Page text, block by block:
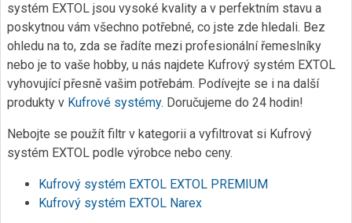
systém EXTOL jsou vysoké kvality a v perfektním stavu a
poskytnou vám všechno potřebné, co jste zde hledali. Bez
ohledu na to, zda se řadíte mezi profesionální řemeslníky
nebo je to vaše hobby, u nás najdete Kufrový systém EXTOL
vyhovující přesně vašim potřebám. Podívejte se i na další
produkty v Kufrové systémy. Doručujeme do 24 hodin!
Nebojte se použít filtr v kategorii a vyfiltrovat si Kufrový
systém EXTOL podle výrobce nebo ceny.
Kufrový systém EXTOL EXTOL PREMIUM
Kufrový systém EXTOL Narex